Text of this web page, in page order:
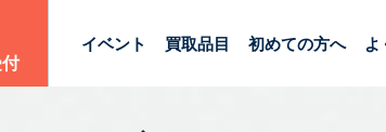
イベント 買取品目 初めての方へ よ